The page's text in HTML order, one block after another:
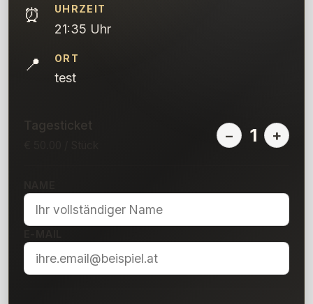
⏰ UHRZEIT
21:35 Uhr
📍 ORT
test
Tagesticket
− 1 +